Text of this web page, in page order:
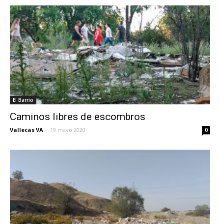
El Barrio
Caminos libres de escombros
Vallecas VA - 19 mayo 2020 0